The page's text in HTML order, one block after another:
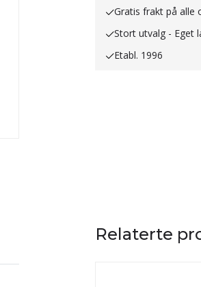
Gratis frakt på alle
Stort utvalg - Eget
Etabl. 1996
Relaterte